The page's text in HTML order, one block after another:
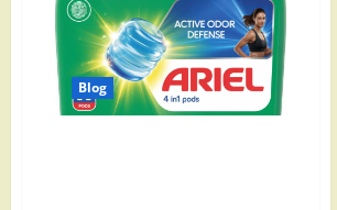
Blog